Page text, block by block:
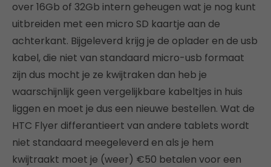
over 16Gb of 32Gb intern geheugen wat je nog kunt
uitbreiden met een micro SD kaartje aan de
achterkant. Bijgeleverd krijg je de oplader en de usb
kabel, die niet van standaard micro-usb formaat
zijn dus mocht je ze kwijtraken dan heb je
waarschijnlijk geen vergelijkbare kabeltjes in huis
liggen en moet je dus een nieuwe bestellen. Wat de
HTC Flyer differantieert van andere tablets wordt
niet standaard meegeleverd en als je hem
kwijtraakt moet je (weer) €50 betalen voor een